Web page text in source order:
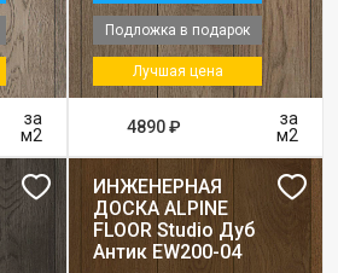
за
м2
Подложка в подарок
Лучшая цена
4890 ₽
за
м2
ИНЖЕНЕРНАЯ
ДОСКА ALPINE
FLOOR Studio Дуб
Антик EW200-04